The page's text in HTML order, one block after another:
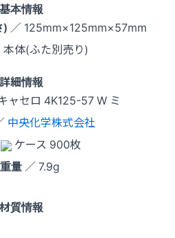
基本情報
) ／ 125mm×125mm×57mm
本体(ふた別売り)
詳細情報
ャセロ 4K125-57 W ミ
中央化学株式会社
ケース 900枚
量／ 7.9g
材質情報